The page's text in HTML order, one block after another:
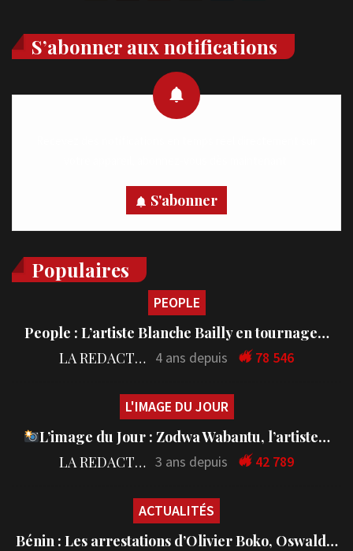
S’abonner aux notifications
S'abonner
Populaires
PEOPLE
People : L’artiste Blanche Bailly en tournage…
LA REDACTION 4 ans depuis 78 546
L'IMAGE DU JOUR
L’image du Jour : Zodwa Wabantu, l’artiste…
LA REDACTION 3 ans depuis 42 789
ACTUALITÉS
Bénin : Les arrestations d’Olivier Boko, Oswald…